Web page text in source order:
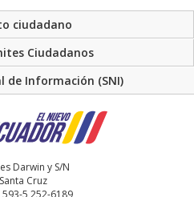
ciudadano
Ciudadanos
de Información (SNI)
Darwin y S/N
Cruz